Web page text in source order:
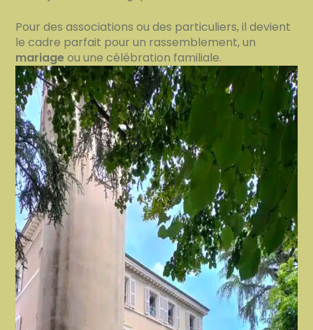
Pour des associations ou des particuliers, il devient
le cadre parfait pour un rassemblement, un
mariageou une célébration familiale.